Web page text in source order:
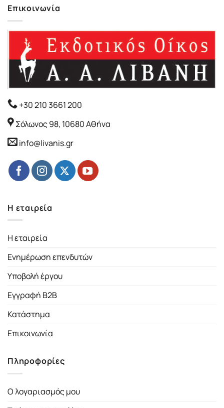
Επικοινωνία
+30 210 3661 200
Σόλωνος 98, 10680 Αθήνα
info@livanis.gr
Η εταιρεία
Η εταιρεία
Ενημέρωση επενδυτών
Υποβολή έργου
Εγγραφή B2B
Κατάστημα
Επικοινωνία
Πληροφορίες
Ο λογαριασμός μου